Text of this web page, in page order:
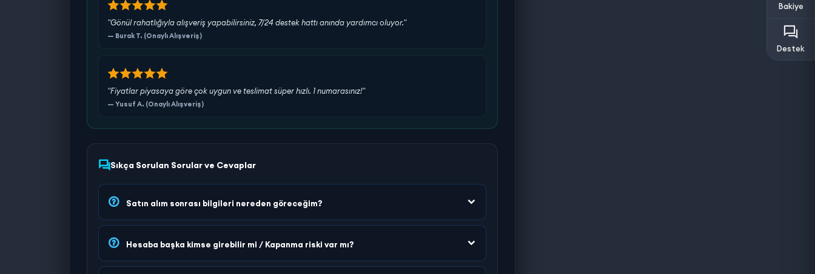
Bakiye
Destek
"Gönül rahatlığıyla alışveriş yapabilirsiniz, 7/24 destek hattı anında yardımcı oluyor."
— Burak T. (Onaylı Alışveriş)
"Fiyatlar piyasaya göre çok uygun ve teslimat süper hızlı. 1 numarasınız!"
— Yusuf A. (Onaylı Alışveriş)
Sıkça Sorulan Sorular ve Cevaplar
Satın alım sonrası bilgileri nereden göreceğim?
Hesaba başka kimse girebilir mi / Kapanma riski var mı?